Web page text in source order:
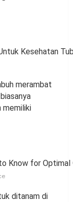
merambat
memiliki
ditanam di